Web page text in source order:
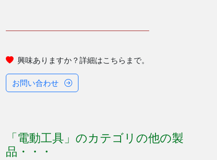
興味ありますか？詳細はこちらまで。
お問い合わせ
「電動工具」のカテゴリの他の製
品